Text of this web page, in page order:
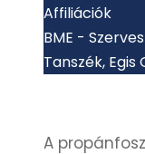
Affiliációk
BME -
Tanszék,
A